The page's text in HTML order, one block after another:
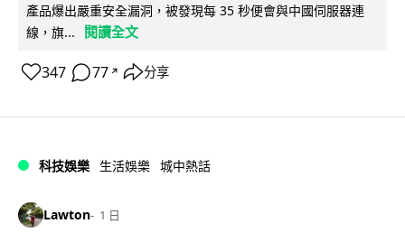
產品爆出嚴重安全漏洞，被發現每 35 秒便會與中國伺服器連
線，旗...
閱讀全文
347 77 ↗ 分享
科技娛樂 生活娛樂 城中熱話
Lawton 1 日